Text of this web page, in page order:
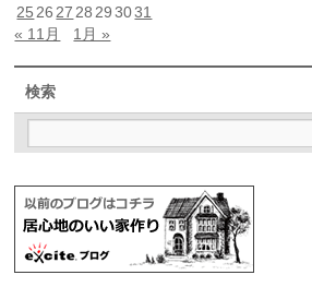
25 26 27 28 29 3031
« 11月
1月 »
検索